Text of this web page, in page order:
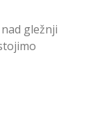
gležnji